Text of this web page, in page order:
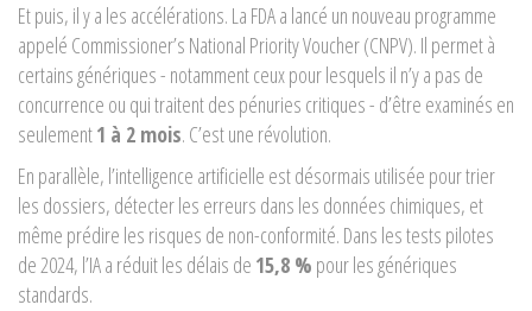
Et puis, il y a les accélérations. La FDA a lancé un nouveau programme
appelé Commissioner’s National Priority Voucher (CNPV). Il permet à
certains génériques - notamment ceux pour lesquels il n’y a pas de
concurrence ou qui traitent des pénuries critiques - d’être examinés en
seulement1 à 2 mois. C’est une révolution.
En parallèle, l’intelligence artificielle est désormais utilisée pour trier
les dossiers, détecter les erreurs dans les données chimiques, et
même prédire les risques de non-conformité. Dans les tests pilotes
de 2024, l’IA a réduit les délais de 15,8 % pour les génériques
standards.